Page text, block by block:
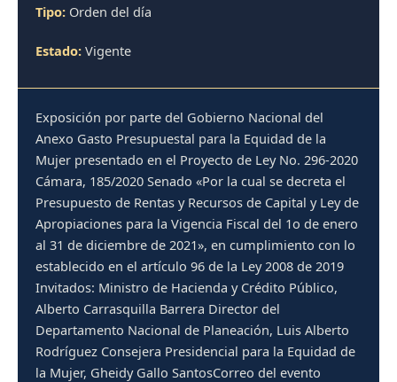
Tipo: Orden del día
Estado: Vigente
Exposición por parte del Gobierno Nacional del
Anexo Gasto Presupuestal para la Equidad de la
Mujer presentado en el Proyecto de Ley No. 296-2020
Cámara, 185/2020 Senado «Por la cual se decreta el
Presupuesto de Rentas y Recursos de Capital y Ley de
Apropiaciones para la Vigencia Fiscal del 1o de enero
al 31 de diciembre de 2021», en cumplimiento con lo
establecido en el artículo 96 de la Ley 2008 de 2019
Invitados: Ministro de Hacienda y Crédito Público,
Alberto Carrasquilla Barrera Director del
Departamento Nacional de Planeación, Luis Alberto
Rodríguez Consejera Presidencial para la Equidad de
la Mujer, Gheidy Gallo SantosCorreo del evento